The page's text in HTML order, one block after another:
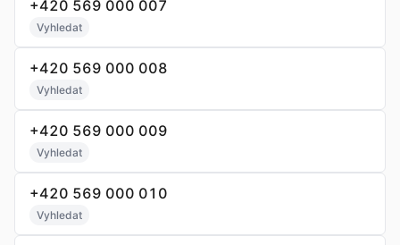
+420 569 000 007
Vyhledat
+420 569 000 008
Vyhledat
+420 569 000 009
Vyhledat
+420 569 000 010
Vyhledat